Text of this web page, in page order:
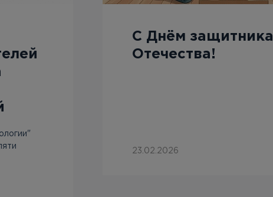
С Днём защитника
Отечества!
23.02.2026